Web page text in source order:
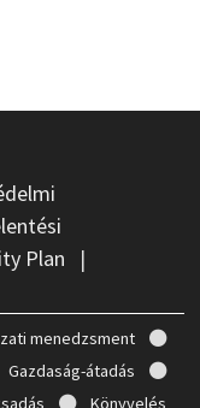
Plan |
menedzsment
Gazdaság-átadás
Könyvelés